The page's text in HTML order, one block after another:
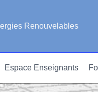
Renouvelables
Espace Enseignants